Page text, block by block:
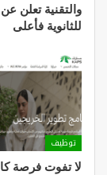
والتقنية تعلن
للثانوية فأعلى
توظيف
لا تفوت فرصة